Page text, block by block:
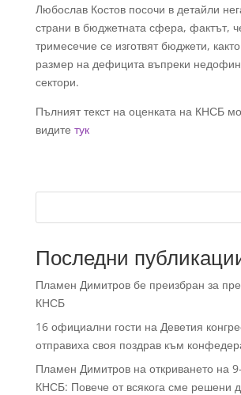
Любослав Костов посочи в детайли
страни в бюджетната сфера, фактът,
тримесечие се изготвят бюджети,
размер на дефицита въпреки
сектори.
Пълният текст на оценката на КНСБ
видите тук
Последни
Пламен Димитров бе преизбран за
КНСБ
16 официални гости на Деветия
отправиха своя поздрав към
Пламен Димитров на откриването на
КНСБ: Повече от всякога сме решени